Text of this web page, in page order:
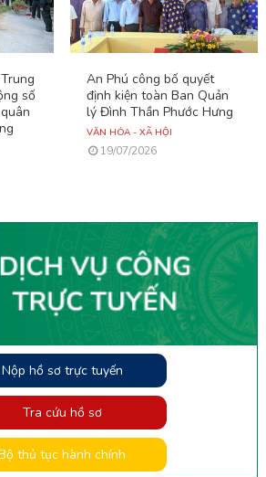
số
An Phú công bố quyết
định kiện toàn Ban Quản
lý Đình Thần Phước Hưng
VĂN HÓA - XÃ HỘI
19/07/2026
Nộp hồ sơ trực tuyến
Tra cứu hồ sơ
thủ tục hành chính